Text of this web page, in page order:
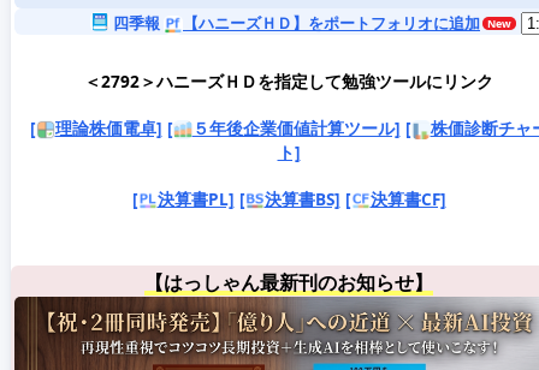
四季報 【ハニーズＨＤ】をポートフォリオに追加
＜2792＞ハニーズＨＤを指定して勉強ツールにリンク
[ 理論株価電卓] [ ５年後企業価値計算ツール] [
株価診断チャ
ト]
[ 決算書PL] [ 決算書BS] [ 決算書CF]
【はっしゃん最新刊のお知らせ】